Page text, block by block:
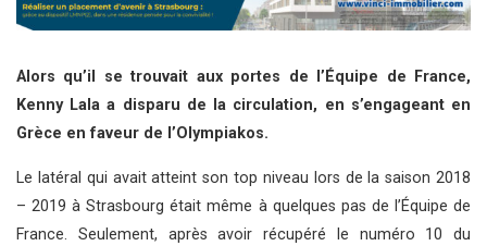
Alors qu’il se trouvait aux portes de l’Équipe de France,
Kenny Lala a disparu de la circulation, en s’engageant en
Grèce en faveur de l’Olympiakos.
Le latéral qui avait atteint son top niveau lors de la saison 2018
– 2019 à Strasbourg était même à quelques pas de l’Équipe de
France. Seulement, après avoir récupéré le numéro 10 du